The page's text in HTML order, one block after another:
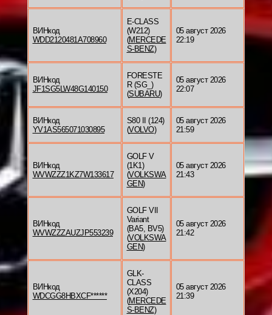
ВИНкод
WDD2120481A708960
E-CLASS
(W212)
(MERCEDE
S-BENZ)
05 август 2026
22:19
ВИНкод
JF1SG5LW48G140150
FORESTE
R (SG_)
(SUBARU)
05 август 2026
22:07
ВИНкод
YV1AS565071030895
S80 II (124)
(VOLVO)
05 август 2026
21:59
ВИНкод
WVWZZZ1KZ7W133617
GOLF V
(1K1)
(VOLKSWA
GEN)
05 август 2026
21:43
ВИНкод
WVWZZZAUZJP553239
GOLF VII
Variant
(BA5, BV5)
(VOLKSWA
GEN)
05 август 2026
21:42
ВИНкод
WDCGG8HBXCF******
GLK-
CLASS
(X204)
(MERCEDE
S-BENZ)
05 август 2026
21:39